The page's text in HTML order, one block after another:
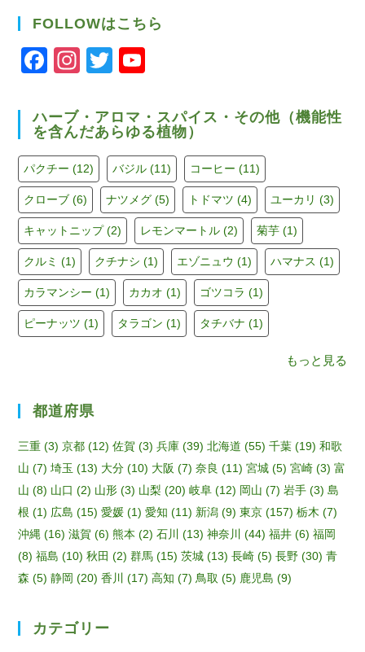
FOLLOWはこちら
F
c
e
b
o
o
k
In
a
gr
a
m
T
tt
er
u
T
u
b
e
C
h
a
n
n
ハーブ・アロマ・スパイス・その他（機能性
を含んだあらゆる植物）
パクチー (12) バジル (11) コーヒー (11)
クローブ (6) ナツメグ (5) トドマツ (4) ユーカリ (3)
キャットニップ(2) レモンマートル (2) 菊芋 (1)
クルミ (1) クチナシ (1) エゾニュウ (1) ハマナス (1)
カラマンシー (1) カカオ (1) ゴツコラ (1)
ピーナッツ (1) タラゴン (1) タチバナ (1)
もっと見る
都道府県
三重 (3) 京都 (12) 佐賀 (3) 兵庫 (39) 北海道 (55) 千葉 (19) 和歌
山 (7) 埼玉 (13) 大分 (10) 大阪 (7) 奈良 (11) 宮城 (5) 宮崎 (3) 富
山 (8) 山口 (2) 山形 (3) 山梨 (20) 岐阜 (12) 岡山 (7) 岩手 (3) 島
根 (1) 広島 (15) 愛媛 (1) 愛知 (11) 新潟 (9) 東京 (157) 栃木 (7)
沖縄 (16) 滋賀 (6) 熊本 (2) 石川 (13) 神奈川 (44) 福井 (6) 福岡
(8) 福島 (10) 秋田 (2) 群馬 (15) 茨城 (13) 長崎 (5) 長野 (30) 青
森 (5) 静岡 (20) 香川 (17) 高知 (7) 鳥取 (5) 鹿児島 (9)
カテゴリー